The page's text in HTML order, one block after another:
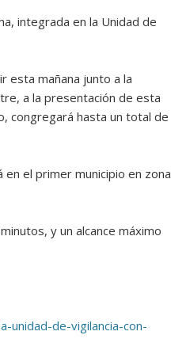
integrada en la Unidad de
esta mañana junto a la
a la presentación de esta
congregará hasta un total de
el primer municipio en zona
y un alcance máximo
unidad-de-vigilancia-con-